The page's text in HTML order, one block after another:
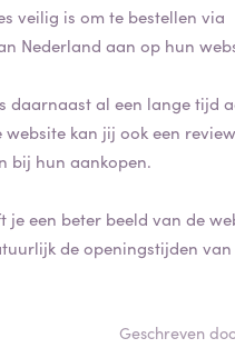
veilig is om te bestellen via
Nederland aan op hun
daarnaast al een lange tijd
kan jij ook een
bij hun aankopen.
je een beter beeld van de
de openingstijden van
Geschreven